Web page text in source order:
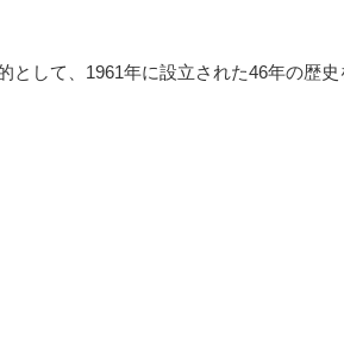
として、1961年に設立された46年の歴